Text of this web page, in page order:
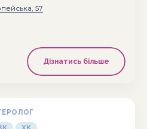
57
Дізнатись більше